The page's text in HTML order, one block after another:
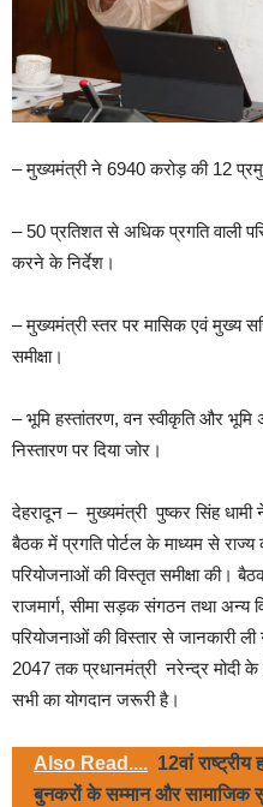
– मुख्यमंत्री ने 6940 करोड़ की 12
– 50 प्रतिशत से अधिक प्रगति वाली
करने के निर्देश।
– मुख्यमंत्री स्तर पर मासिक एवं मुख्य
समीक्षा।
– भूमि हस्तांतरण, वन स्वीकृति और
निस्तारण पर दिया जोर।
देहरादून – मुख्यमंत्री पुष्कर सिंह धामी
बैठक में प्रगति पोर्टल के माध्यम से राज्य
परियोजनाओं की विस्तृत समीक्षा की।
राजमार्ग, सीमा सड़क संगठन तथा अन्य
परियोजनाओं की विस्तार से जानकारी
2047 तक प्रधानमंत्री नरेन्द्र मोदी
सभी का योगदान जरूरी है।
Also Read.... 12वां
बुनकरों के सम्मान और सामाजिक